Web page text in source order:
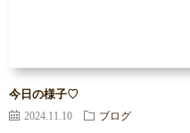
今日の様子♡
2024.11.10 ブログ